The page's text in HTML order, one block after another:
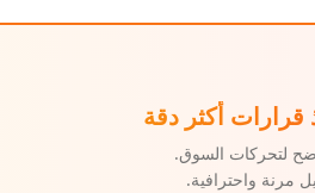
أكثر دقة
لتحركات السوق.
مرنة واحترافية.